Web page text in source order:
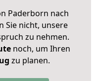
Paderborn nach
Sie nicht, unsere
zu nehmen.
noch, um Ihren
zu planen.